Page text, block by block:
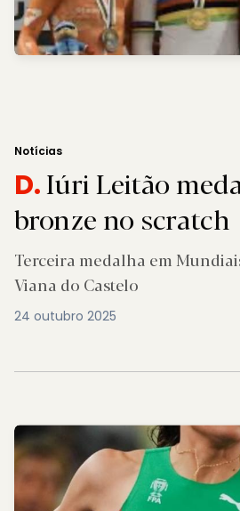
Notícias
D.Iúri Leitão
bronze no scratch
Terceira medalha em
Viana do Castelo
24 outubro 2025